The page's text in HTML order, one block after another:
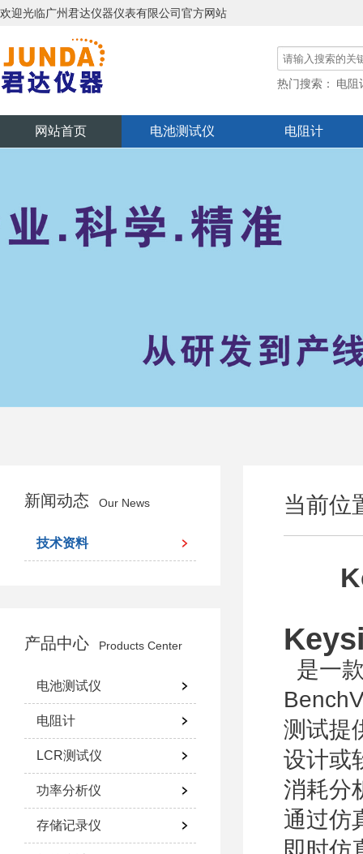
欢迎光临广州君达仪器仪表有限公司官方网站
热门搜索：
电阻
网站首页 电池测试仪 电阻计
新闻动态 Our News
技术资料
产品中心 Products Center
电池测试仪
电阻计
LCR测试仪
功率分析仪
存储记录仪
当前位
是一
测试提
设计或
消耗分
通过仿